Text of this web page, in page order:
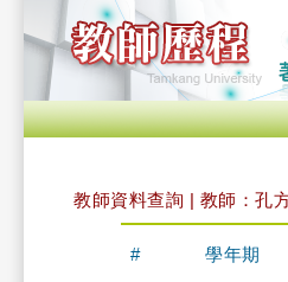
教師資料查詢 | 教師：孔
# 學年期